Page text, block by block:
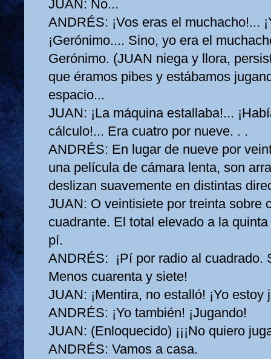
JUAN: No...
ANDRÉS: ¡Vos eras el muchacho!...
¡Gerónimo.... Sino, yo era el
Gerónimo. (JUAN niega y llora,
que éramos pibes y estábamos
espacio...
JUAN: ¡La máquina estallaba!...
cálculo!... Era cuatro por nueve. . .
ANDRÉS: En lugar de nueve por
una película de cámara lenta, son
deslizan suavemente en distintas
JUAN: O veintisiete por treinta sobre
cuadrante. El total elevado a la
pí.
ANDRÉS: ¡Pí por radio al cuadrado.
Menos cuarenta y siete!
JUAN: ¡Mentira, no estalló! ¡Yo estoy
ANDRÉS: ¡Yo también! ¡Jugando!
JUAN: (Enloquecido) ¡¡¡No quiero
ANDRÉS: Vamos a casa.